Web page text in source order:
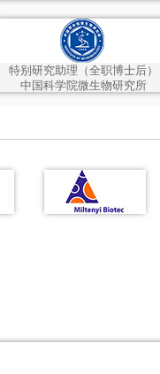
特别研究助理（全职博士后）
中国科学院微生物研究所